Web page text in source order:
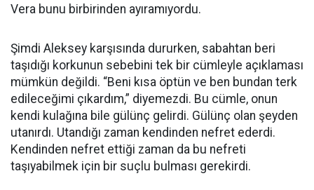
Vera bunu birbirinden ayıramıyordu.
Şimdi Aleksey karşısında dururken, sabahtan beri
taşıdığı korkunun sebebini tek bir cümleyle açıklaması
mümkün değildi. “Beni kısa öptün ve ben bundan terk
edileceğimi çıkardım,” diyemezdi. Bu cümle, onun
kendi kulağına bile gülünç gelirdi. Gülünç olan şeyden
utanırdı. Utandığı zaman kendinden nefret ederdi.
Kendinden nefret ettiği zaman da bu nefreti
taşıyabilmek için bir suçlu bulması gerekirdi.